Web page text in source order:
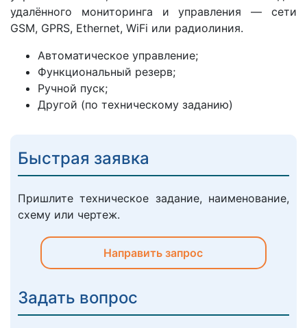
удалённого мониторинга и управления — сети
GSM, GPRS, Ethernet, WiFi или радиолиния.
Автоматическое управление;
Функциональный резерв;
Ручной пуск;
Другой (по техническому заданию)
Быстрая заявка
Пришлите техническое задание, наименование,
схему или чертеж.
Направить запрос
Задать вопрос